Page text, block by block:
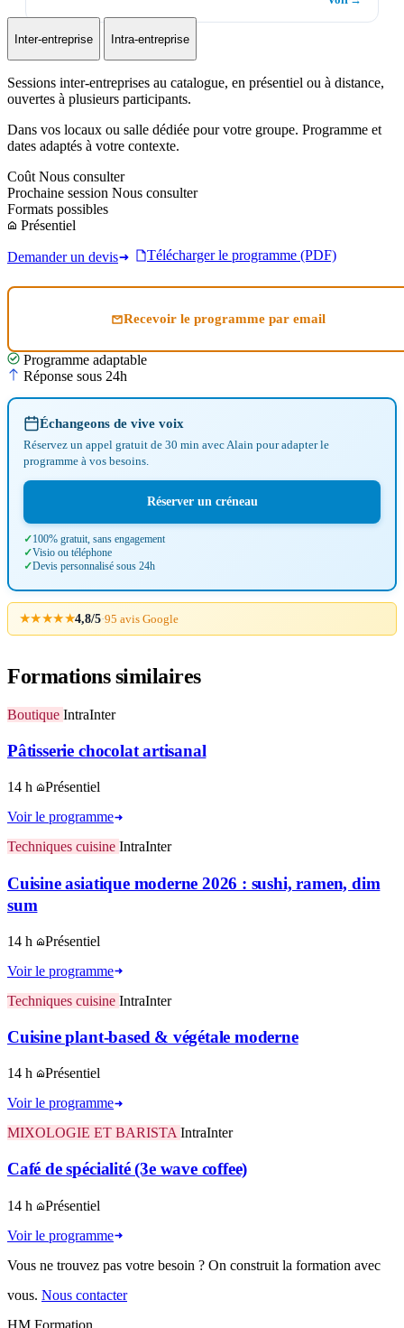
Inter-entreprise Intra-entreprise
Sessions inter-entreprises au catalogue, en présentiel ou à distance,
ouvertes à plusieurs participants.
Dans vos locaux ou salle dédiée pour votre groupe. Programme et
dates adaptés à votre contexte.
Coût Nous consulter
Prochaine session Nous consulter
Formats possibles
Présentiel
Demander un devis Télécharger le programme (PDF)
Recevoir le programme par email
Programme adaptable
Réponse sous 24h
Échangeons de vive voix
Réservez un appel gratuit de 30 min avec Alain pour adapter le
programme à vos besoins.
Réserver un créneau
100% gratuit, sans engagement
Visio ou téléphone
Devis personnalisé sous 24h
★★★★★4,8/5·95 avis Google
Formations similaires
Boutique IntraInter
Pâtisserie chocolat artisanal
14 h
Présentiel
Voir le programme
Techniques cuisine IntraInter
Cuisine asiatique moderne 2026 : sushi, ramen, dim
sum
14 h
Présentiel
Voir le programme
Techniques cuisine IntraInter
Cuisine plant-based & végétale moderne
14 h
Présentiel
Voir le programme
MIXOLOGIE ET BARISTA IntraInter
Café de spécialité (3e wave coffee)
14 h
Présentiel
Voir le programme
Vous ne trouvez pas votre besoin ? On construit la formation avec
vous. Nous contacter
HM Formation